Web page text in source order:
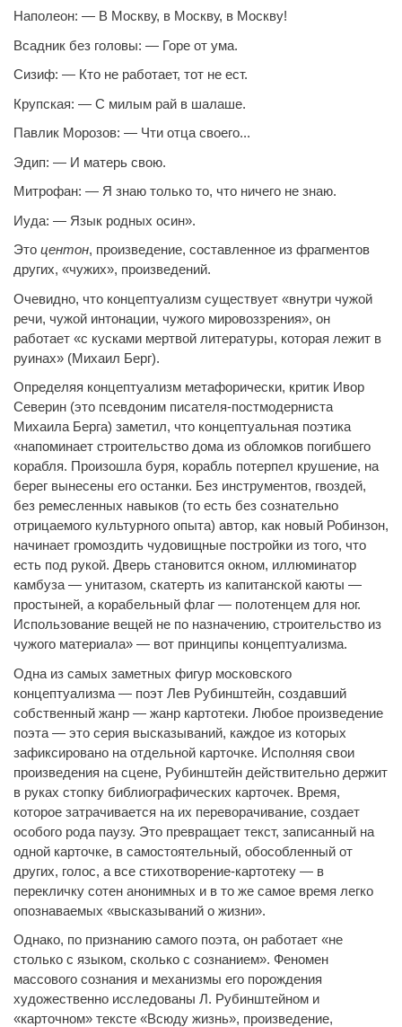
Наполеон: — В Москву, в Москву, в Москву!
Всадник без головы: — Горе от ума.
Сизиф: — Кто не работает, тот не ест.
Крупская: — С милым рай в шалаше.
Павлик Морозов: — Чти отца своего...
Эдип: — И матерь свою.
Митрофан: — Я знаю только то, что ничего не знаю.
Иуда: — Язык родных осин».
Это центон, произведение, составленное из фрагментов
других, «чужих», произведений.
Очевидно, что концептуализм существует «внутри чужой
речи, чужой интонации, чужого мировоззрения», он
работает «с кусками мертвой литературы, которая лежит в
руинах» (Михаил Берг).
Определяя концептуализм метафорически, критик Ивор
Северин (это псевдоним писателя-постмодерниста
Михаила Берга) заметил, что концептуальная поэтика
«напоминает строительство дома из обломков погибшего
корабля. Произошла буря, корабль потерпел крушение, на
берег вынесены его останки. Без инструментов, гвоздей,
без ремесленных навыков (то есть без сознательно
отрицаемого культурного опыта) автор, как новый Робинзон,
начинает громоздить чудовищные постройки из того, что
есть под рукой. Дверь становится окном, иллюминатор
камбуза — унитазом, скатерть из капитанской каюты —
простыней, а корабельный флаг — полотенцем для ног.
Использование вещей не по назначению, строительство из
чужого материала» — вот принципы концептуализма.
Одна из самых заметных фигур московского
концептуализма — поэт Лев Рубинштейн, создавший
собственный жанр — жанр картотеки. Любое произведение
поэта — это серия высказываний, каждое из которых
зафиксировано на отдельной карточке. Исполняя свои
произведения на сцене, Рубинштейн действительно держит
в руках стопку библиографических карточек. Время,
которое затрачивается на их переворачивание, создает
особого рода паузу. Это превращает текст, записанный на
одной карточке, в самостоятельный, обособленный от
других, голос, а все стихотворение-картотеку — в
перекличку сотен анонимных и в то же самое время легко
опознаваемых «высказываний о жизни».
Однако, по признанию самого поэта, он работает «не
столько с языком, сколько с сознанием». Феномен
массового сознания и механизмы его порождения
художественно исследованы Л. Рубинштейном и
«карточном» тексте «Всюду жизнь», произведение,